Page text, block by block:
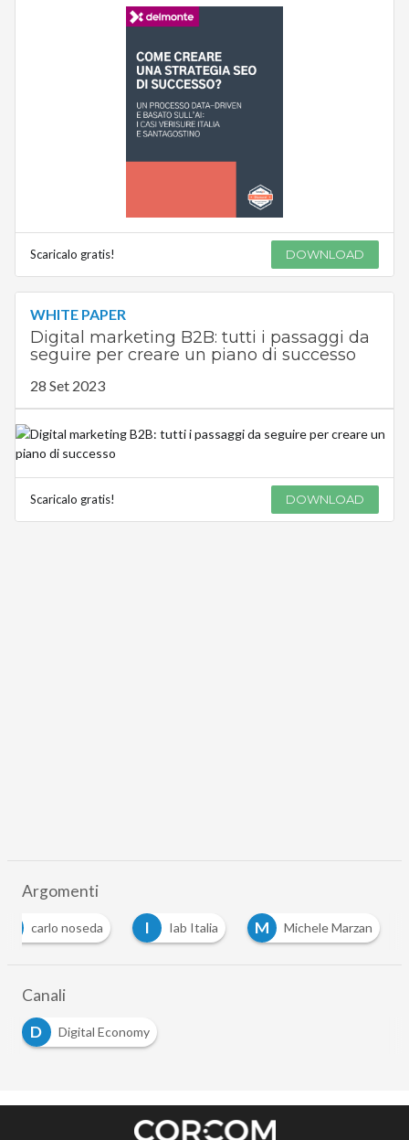
Scaricalo gratis! DOWNLOAD
WHITE PAPER
Digital marketing B2B: tutti i passaggi da
seguire per creare un piano di successo
28 Set 2023
Scaricalo gratis! DOWNLOAD
Argomenti
carlo noseda I Iab Italia M Michele Marzan
Canali
D
Digital Economy